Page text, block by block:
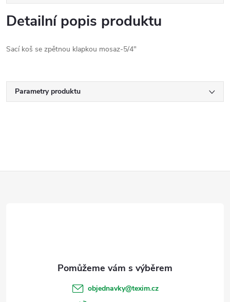
Detailní popis produktu
Sací koš se zpětnou klapkou mosaz-5/4"
Parametry produktu
objednavky@texim.cz